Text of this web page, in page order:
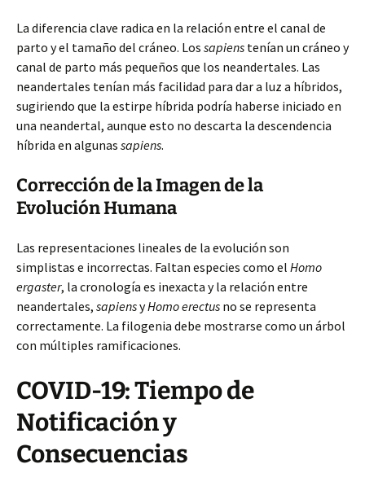
La diferencia clave radica en la relación entre el canal de
parto y el tamaño del cráneo. Los sapiens tenían un cráneo y
canal de parto más pequeños que los neandertales. Las
neandertales tenían más facilidad para dar a luz a híbridos,
sugiriendo que la estirpe híbrida podría haberse iniciado en
una neandertal, aunque esto no descarta la descendencia
híbrida en algunas sapiens.
Corrección de la Imagen de la
Evolución Humana
Las representaciones lineales de la evolución son
simplistas e incorrectas. Faltan especies como el Homo
ergaster, la cronología es inexacta y la relación entre
neandertales, sapiensyHomo erectus no se representa
correctamente. La filogenia debe mostrarse como un árbol
con múltiples ramificaciones.
COVID-19: Tiempo de
Notificación y
Consecuencias